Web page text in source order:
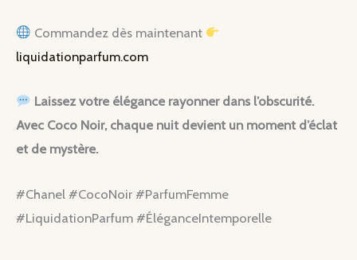
Commandez dès maintenant
liquidationparfum.com
Laissez votre élégance rayonner dans l’obscurité.
Avec Coco Noir, chaque nuit devient un moment d’éclat
et de mystère.
#Chanel #CocoNoir #ParfumFemme
#LiquidationParfum #ÉléganceIntemporelle